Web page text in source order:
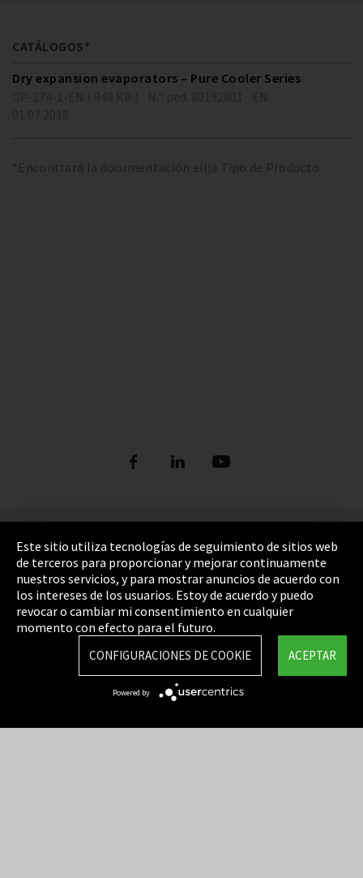
CATÁLOGOS*
Dry expansion evaporators – Pure Cooler Series
*Encontrará la documentación elija Tipo de Producto
Pie de imprenta
Política de privacidad
Cookie Settings
Términos y Condiciones
Mapa del sitio
Integrity Line
Este sitio utiliza tecnologías de seguimiento de sitios web
de terceros para proporcionar y mejorar continuamente
nuestros servicios, y para mostrar anuncios de acuerdo con
los intereses de los usuarios. Estoy de acuerdo y puedo
revocar o cambiar mi consentimiento en cualquier
momento con efecto para el futuro.
ACEPTAR
CONFIGURACIONES DE COOKIE
Powered by